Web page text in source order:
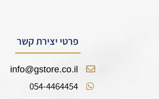
פרטי יצירת קשר
info@gstore.co.il
054-4464454